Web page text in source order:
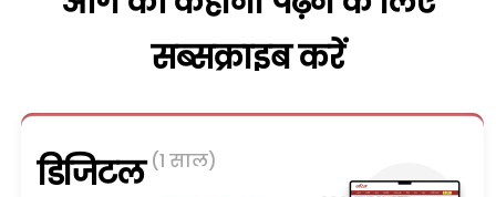
सब्सक्राइब करें
डिजिटल (1 साल)